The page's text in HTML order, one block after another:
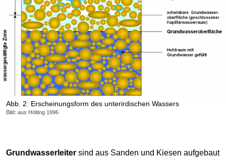
Abb. 2: Erscheinungsform des unterirdischen Wassers
Bild: aus Hölting 1996
Grundwasserleiter sind aus Sanden und Kiesen aufgebaut